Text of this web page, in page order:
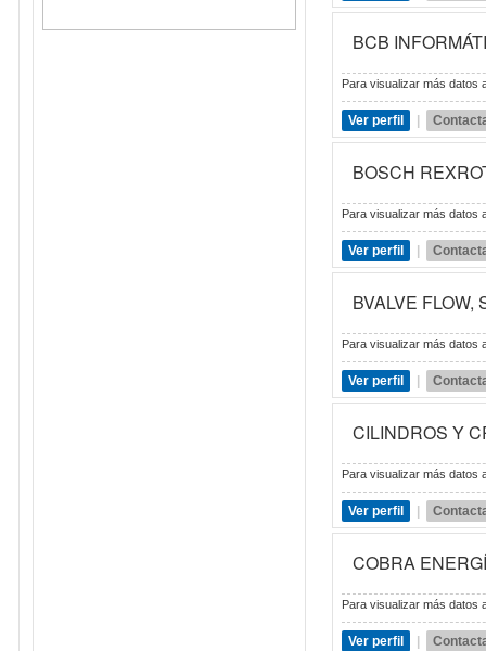
BCB
Para visualizar más datos
Ver perfil
BOSCH
Para visualizar más datos
Ver perfil
BVALVE FLOW,
Para visualizar más datos
Ver perfil
CILINDROS Y
Para visualizar más datos
Ver perfil
COBRA
Para visualizar más datos
Ver perfil